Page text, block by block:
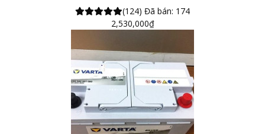
(124) Đã bán: 174
2,530,000₫